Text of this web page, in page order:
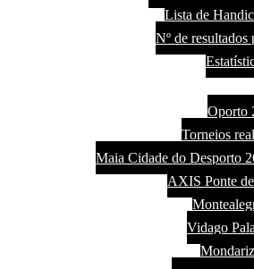
Lista de
Nº de resultados
Oporto
Torneios
Maia Cidade do Desporto
AXIS Ponte
Vidago